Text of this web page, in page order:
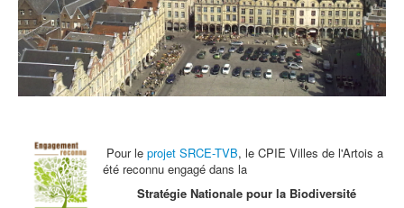
Espace Info Energie
Guide Nature Patrimoine Volontaire (GNPV)
Centre de Ressources du Territoire (CRT)
Contact
Pour le projet SRCE-TVB, le CPIE Villes de l'Artois a
été reconnu engagé dans la
Stratégie Nationale pour la Biodiversité